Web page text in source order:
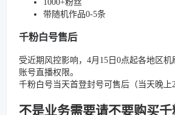
1000+粉丝
带随机作品0-5条
千粉白号售后
受近期风控影响，4月15日0点起各地区
账号直播权限。
千粉白号当天首登封号可售后（当天晚上
不是业务需要请不要购买